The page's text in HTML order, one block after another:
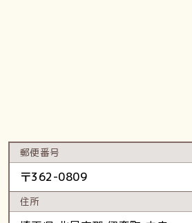
郵便番号
〒362-0809
住所